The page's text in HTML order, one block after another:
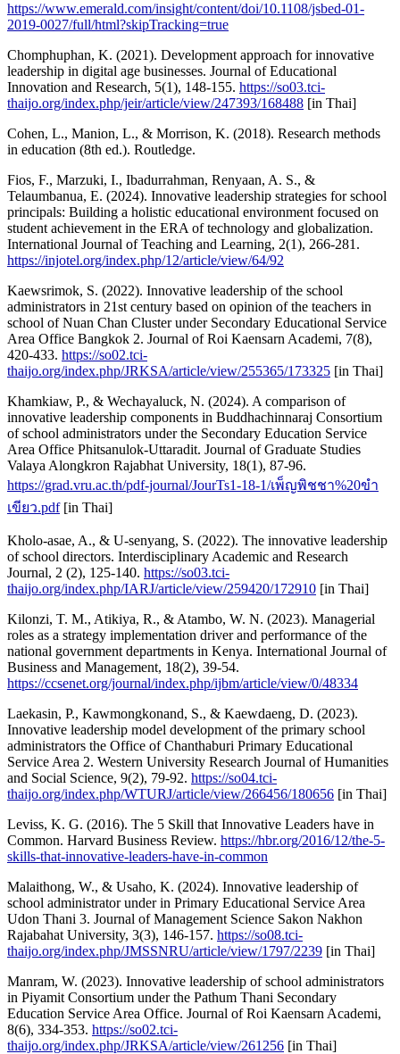
https://www.emerald.com/insight/content/doi/10.1108/jsbed-01-
2019-0027/full/html?skipTracking=true
Chomphuphan, K. (2021). Development approach for innovative
leadership in digital age businesses. Journal of Educational
Innovation and Research, 5(1), 148-155. https://so03.tci-
thaijo.org/index.php/jeir/article/view/247393/168488 [in Thai]
Cohen, L., Manion, L., & Morrison, K. (2018). Research methods
in education (8th ed.). Routledge.
Fios, F., Marzuki, I., Ibadurrahman, Renyaan, A. S., &
Telaumbanua, E. (2024). Innovative leadership strategies for school
principals: Building a holistic educational environment focused on
student achievement in the ERA of technology and globalization.
International Journal of Teaching and Learning, 2(1), 266-281.
https://injotel.org/index.php/12/article/view/64/92
Kaewsrimok, S. (2022). Innovative leadership of the school
administrators in 21st century based on opinion of the teachers in
school of Nuan Chan Cluster under Secondary Educational Service
Area Office Bangkok 2. Journal of Roi Kaensarn Academi, 7(8),
420-433. https://so02.tci-
thaijo.org/index.php/JRKSA/article/view/255365/173325 [in Thai]
Khamkiaw, P., & Wechayaluck, N. (2024). A comparison of
innovative leadership components in Buddhachinnaraj Consortium
of school administrators under the Secondary Education Service
Area Office Phitsanulok-Uttaradit. Journal of Graduate Studies
Valaya Alongkron Rajabhat University, 18(1), 87-96.
https://grad.vru.ac.th/pdf-journal/JourTs1-18-1/เพ็ญพิชชา%20ขำ
เขียว.pdf[in Thai]
Kholo-asae, A., & U-senyang, S. (2022). The innovative leadership
of school directors. Interdisciplinary Academic and Research
Journal, 2 (2), 125-140. https://so03.tci-
thaijo.org/index.php/IARJ/article/view/259420/172910 [in Thai]
Kilonzi, T. M., Atikiya, R., & Atambo, W. N. (2023). Managerial
roles as a strategy implementation driver and performance of the
national government departments in Kenya. International Journal of
Business and Management, 18(2), 39-54.
https://ccsenet.org/journal/index.php/ijbm/article/view/0/48334
Laekasin, P., Kawmongkonand, S., & Kaewdaeng, D. (2023).
Innovative leadership model development of the primary school
administrators the Office of Chanthaburi Primary Educational
Service Area 2. Western University Research Journal of Humanities
and Social Science, 9(2), 79-92. https://so04.tci-
thaijo.org/index.php/WTURJ/article/view/266456/180656 [in Thai]
Leviss, K. G. (2016). The 5 Skill that Innovative Leaders have in
Common. Harvard Business Review. https://hbr.org/2016/12/the-5-
skills-that-innovative-leaders-have-in-common
Malaithong, W., & Usaho, K. (2024). Innovative leadership of
school administrator under in Primary Educational Service Area
Udon Thani 3. Journal of Management Science Sakon Nakhon
Rajabahat University, 3(3), 146-157. https://so08.tci-
thaijo.org/index.php/JMSSNRU/article/view/1797/2239 [in Thai]
Manram, W. (2023). Innovative leadership of school administrators
in Piyamit Consortium under the Pathum Thani Secondary
Education Service Area Office. Journal of Roi Kaensarn Academi,
8(6), 334-353. https://so02.tci-
thaijo.org/index.php/JRKSA/article/view/261256 [in Thai]